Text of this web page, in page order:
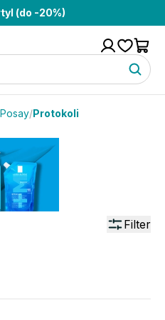
(do -20%)
/Protokoli
Filter